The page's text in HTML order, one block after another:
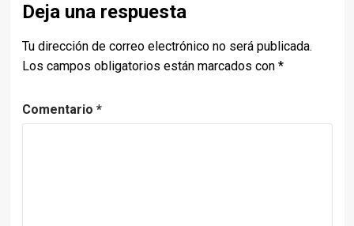
Deja una respuesta
Tu dirección de correo electrónico no será publicada.
Los campos obligatorios están marcados con *
Comentario *